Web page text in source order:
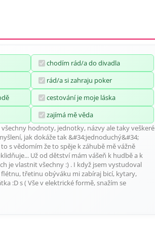
chodím rád/a do divadla
rád/a si zahraju poker
cestování je moje láska
zajímá mě věda
hodnoty, jednotky, názvy ale taky veškeré
jak dokáže tak &#34;jednoduchý&#34;
s vědomím že to spěje k záhubě mě vážně
Už od dětství mám vášeň k hudbě a k
je vlastnit všechny :) . I když jsem vystudoval
třetinu obýváku mi zabíraj bicí, kytary,
:D s ( Vše v elektrické formě, snažím se